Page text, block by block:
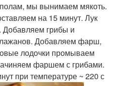
мы вынимаем мякоть.
на 15 минут. Лук
Добавляем грибы и
Добавляем фарш,
лодочки промываем
фаршем с грибами.
при температуре ~ 220 с